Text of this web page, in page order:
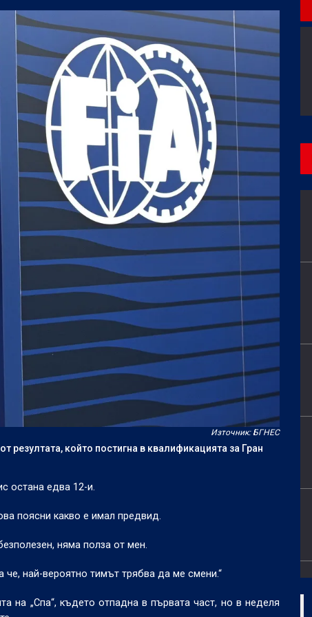
efbet Лига
Източник: БГНЕС
който постигна в квалификацията за Гран
остана едва 12-и.
поясни какво е имал предвид.
няма полза от мен.
най-вероятно тимът трябва да ме смени.“
на „Спа“, където отпадна в първата част, но в неделя